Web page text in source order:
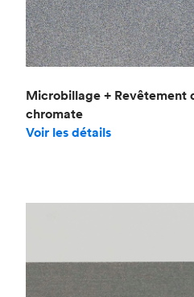
Microbillage + Revêtement
chromate
Voir les détails